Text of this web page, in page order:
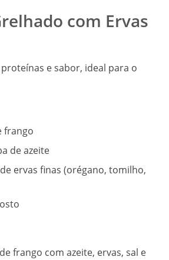
com Ervas
e sabor, ideal para o
frango
de azeite
ervas finas (orégano, tomilho,
frango com azeite, ervas, sal e